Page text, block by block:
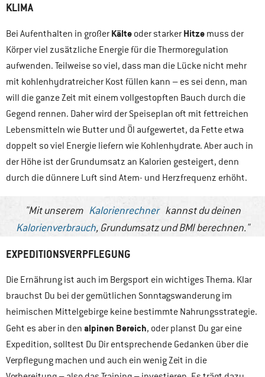
KLIMA
Bei Aufenthalten in großer Kälte oder starker Hitze muss der
Körper viel zusätzliche Energie für die Thermoregulation
aufwenden. Teilweise so viel, dass man die Lücke nicht mehr
mit kohlenhydratreicher Kost füllen kann – es sei denn, man
will die ganze Zeit mit einem vollgestopften Bauch durch die
Gegend rennen. Daher wird der Speiseplan oft mit fettreichen
Lebensmitteln wie Butter und Öl aufgewertet, da Fette etwa
doppelt so viel Energie liefern wie Kohlenhydrate. Aber auch in
der Höhe ist der Grundumsatz an Kalorien gesteigert, denn
durch die dünnere Luft sind Atem- und Herzfrequenz erhöht.
Mit unserem Kalorienrechnerkannst du deinen
Kalorienverbrauch, Grundumsatz und BMI berechnen.
EXPEDITIONSVERPFLEGUNG
Die Ernährung ist auch im Bergsport ein wichtiges Thema. Klar
brauchst Du bei der gemütlichen Sonntagswanderung im
heimischen Mittelgebirge keine bestimmte Nahrungsstrategie.
Geht es aber in den alpinen Bereich, oder planst Du gar eine
Expedition, solltest Du Dir entsprechende Gedanken über die
Verpflegung machen und auch ein wenig Zeit in die